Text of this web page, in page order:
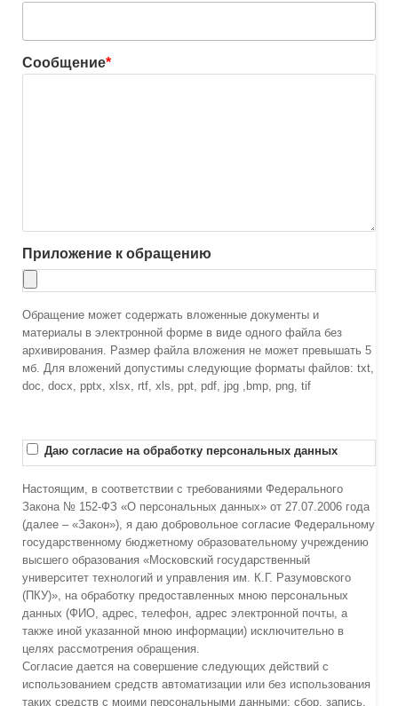
Сообщение*
Приложение к обращению
Обращение может содержать вложенные документы и
материалы в электронной форме в виде одного файла без
архивирования. Размер файла вложения не может превышать 5
мб. Для вложений допустимы следующие форматы файлов: txt,
doc, docx, pptx, xlsx, rtf, xls, ppt, pdf, jpg ,bmp, png, tif
Даю согласие на обработку персональных данных
Настоящим, в соответствии с требованиями Федерального
Закона № 152-ФЗ «О персональных данных» от 27.07.2006 года
(далее – «Закон»), я даю добровольное согласие Федеральному
государственному бюджетному образовательному учреждению
высшего образования «Московский государственный
университет технологий и управления им. К.Г. Разумовского
(ПКУ)», на обработку предоставленных мною персональных
данных (ФИО, адрес, телефон, адрес электронной почты, а
также иной указанной мною информации) исключительно в
целях рассмотрения обращения.
Согласие дается на совершение следующих действий с
использованием средств автоматизации или без использования
таких средств с моими персональными данными: сбор, запись,